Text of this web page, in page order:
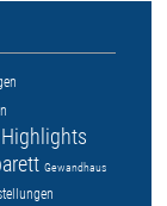
Highlights
Gewandhaus